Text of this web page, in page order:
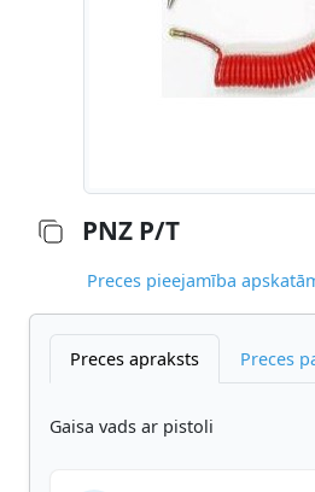
PNZ P/T
Preces pieejamība
Preces apraksts Preces
Gaisa vads ar pistoli